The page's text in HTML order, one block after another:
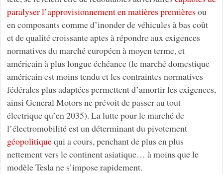
paralyser l’approvisionnement en matières premièresou
en composants comme d’inonder de véhicules à bas coût
et de qualité croissante aptes à répondre aux exigences
normatives du marché européen à moyen terme, et
américain à plus longue échéance (le marché domestique
américain est moins tendu et les contraintes normatives
fédérales plus adaptées permettent d’amortir les exigences,
ainsi General Motors ne prévoit de passer au tout
électrique qu’en 2035). La lutte pour le marché de
l’électromobilité est un déterminant du pivotement
géopolitiquequi a cours, penchant de plus en plus
nettement vers le continent asiatique… à moins que le
modèle Tesla ne s’impose rapidement.